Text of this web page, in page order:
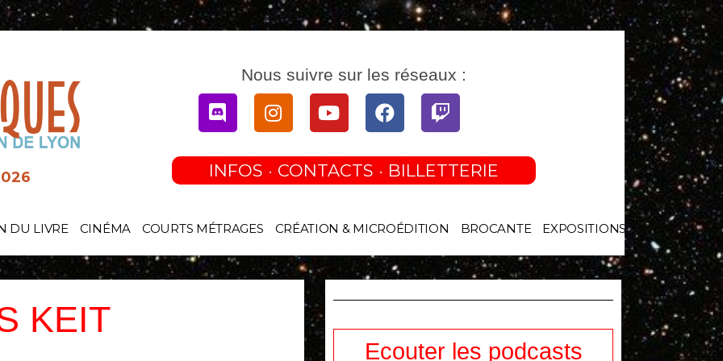
Nous suivre sur les réseaux :
DiscordInstagramYoutubeFacebookTwitch
INFOS · CONTACTS · BILLETTERIE
DU LIVRE CINÉMA COURTS MÉTRAGES CRÉATION & MICROÉDITION BROCANTE EXPOSITIONS
KEIT
Ecouter les podcasts